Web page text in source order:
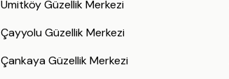
Ümitköy Güzellik Merkezi
Çayyolu Güzellik Merkezi
Çankaya Güzellik Merkezi